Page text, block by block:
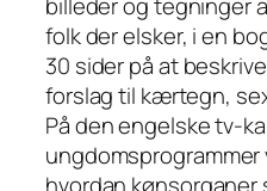
folk der elsker, i en
30 sider på at
forslag til kærtegn,
På den engelske tv-
hvordan kønsorganer